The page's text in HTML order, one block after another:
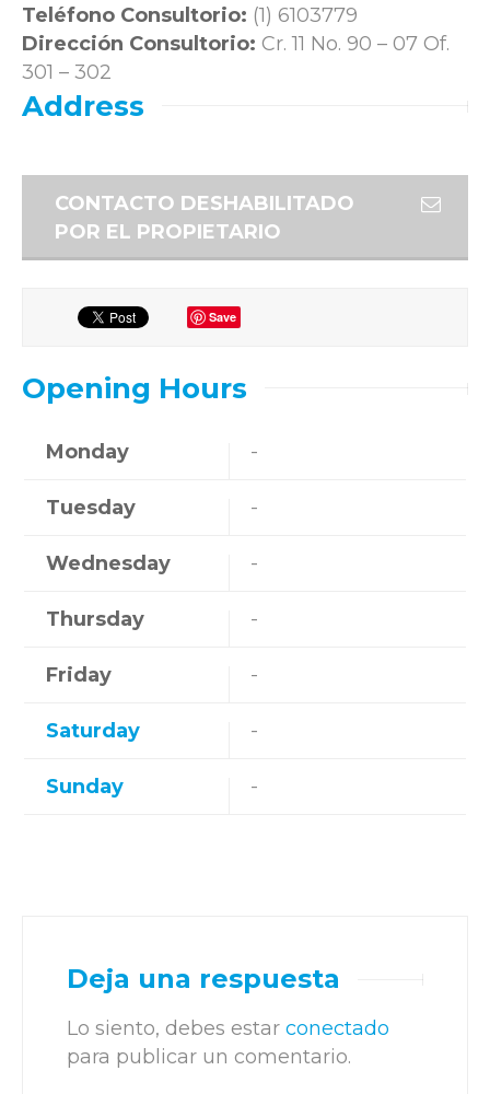
Teléfono Consultorio: (1) 6103779
Dirección Consultorio: Cr. 11 No. 90 – 07 Of.
301 – 302
Address
CONTACTO DESHABILITADO
POR EL PROPIETARIO
Save
Opening Hours
Monday -
Tuesday -
Wednesday -
Thursday -
Friday -
Saturday -
Sunday -
Deja una respuesta
Lo siento, debes estar conectado
para publicar un comentario.